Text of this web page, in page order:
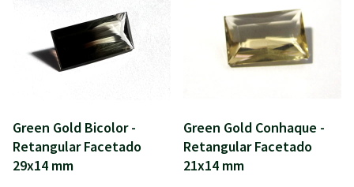
Green Gold Bicolor -
Retangular Facetado
29x14 mm
Green Gold Conhaque -
Retangular Facetado
21x14 mm